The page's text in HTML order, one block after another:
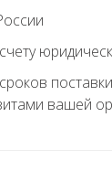
вашей